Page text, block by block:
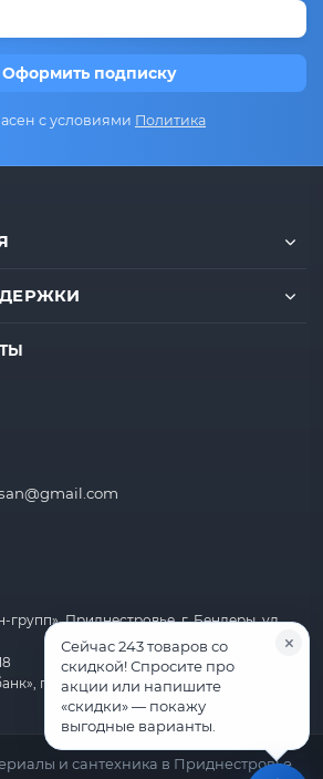
Оформить подписку
с условиями Политика
Приднестровье, г. Бендеры, ул.
г.Бендеры, р/с 2212670000000818
и сантехника в Приднестровье.
Сейчас 243 товаров со
скидкой! Спросите про
акции или напишите
«скидки» — покажу
выгодные варианты.